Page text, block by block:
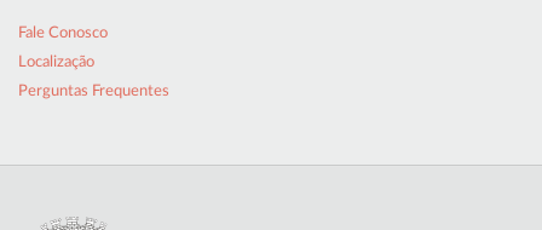
Fale Conosco
Localização
Perguntas Frequentes